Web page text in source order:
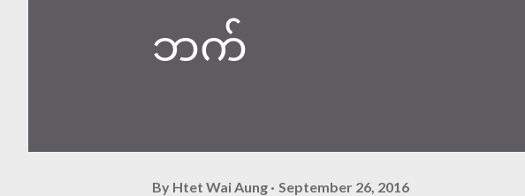
ဘက်
By Htet Wai Aung September 26, 2016